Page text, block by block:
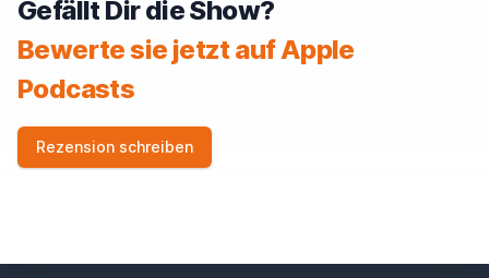
Gefällt Dir die Show?
Bewerte sie jetzt auf Apple
Podcasts
Rezension schreiben